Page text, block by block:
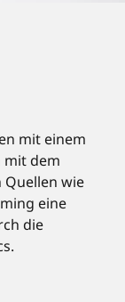
mit einem
mit dem
Quellen wie
eine
die